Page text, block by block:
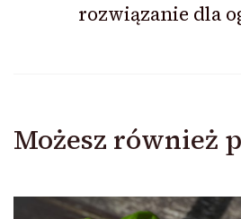
rozwiązanie dla
Możesz również